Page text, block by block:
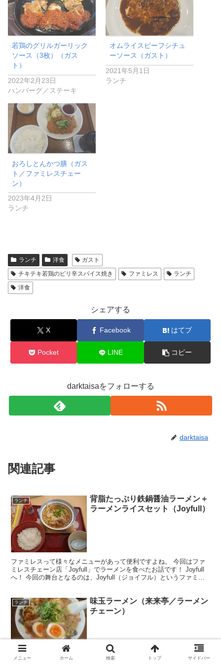
若鶏のグリルガーリック
ソース（3枚）（ガス
ト）
2022年2月23日
ハンバーグ／ステーキ
オムライスビーフシチュ
ーソース（ガスト）
2021年5月1日
ランチ
おろしとんかつ膳（ガス
ト／ファミレスチェー
ン）
2023年4月2日
ランチ
ランチ 洋食
ガスト
チキテキ若鶏のピリ辛スパイス焼き
ファミレス
ランチ
洋食
シェアする
X Facebook はてブ
Pocket LINE コピー
darktaisaをフォローする
darktaisa
関連記事
ランチ
背脂たっぷり鉄鍋醤油ラーメン＋
ラーメンライスセット（Joyfull）
ファミレスって様々なメニューがあって便利ですよね。 今回はファ
ミレスチェーン店「Joyfull」でラーメンを食べたお話です！ Joyfull
へ！ 今回の舞台となるのは、Joyfull（ジョイフル）というファミレ
ランチ
味玉ラーメン（来来亭／ラーメン
チェーン）
ラーメンチェーン店「来来亭」。ラーメン専門店として知られていま
すが、今回は味玉ラーメンを頂いてみることにしました。数あるラー
メニュー ホーム 検索 トップ サイドバー